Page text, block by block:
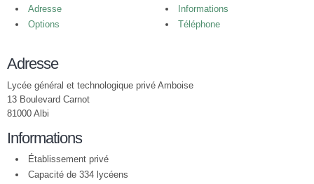
Adresse
Informations
Options
Téléphone
Adresse
Lycée général et technologique privé Amboise
13 Boulevard Carnot
81000 Albi
Informations
Établissement privé
Capacité de 334 lycéens